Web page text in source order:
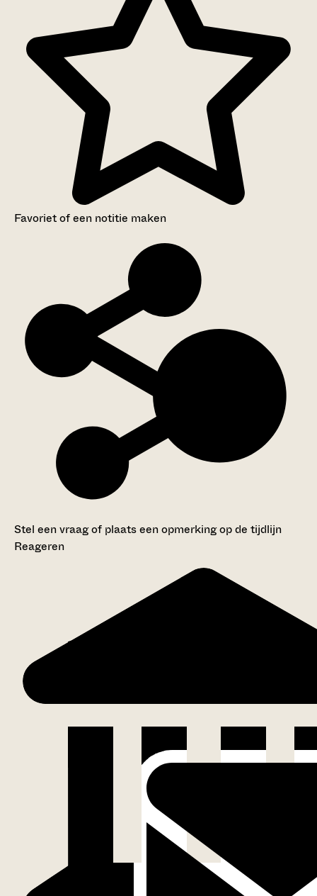
Inventaris
Favoriet of een notitie maken
Stel een vraag of plaats een opmerking op de tijdlijn
Reageren